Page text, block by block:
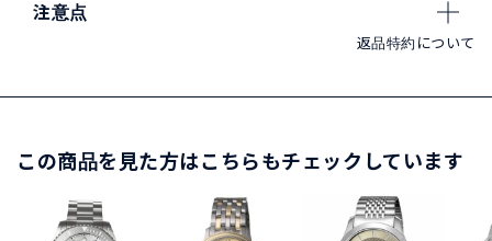
注意点
返品特約について
この商品を見た方はこちらもチェックしています